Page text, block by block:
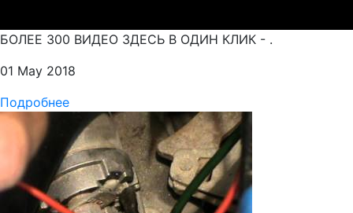
БОЛЕЕ 300 ВИДЕО ЗДЕСЬ В ОДИН КЛИК - .
01 May 2018
Подробнее